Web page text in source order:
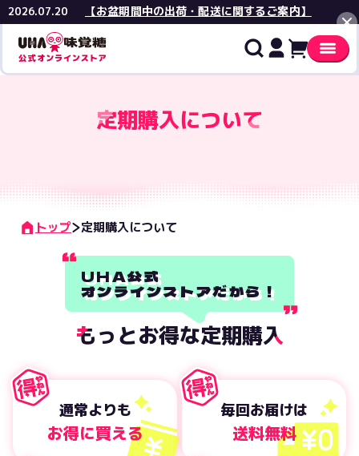
2026.07.20 【お盆期間中の出荷・配送に関するご案内】
閉じる
定期購入について
トップ 定期購入について
UHA公式
オンラインストアだから！
もっとお得な定期購入
通常よりも
お得に買える
毎回お届けは
送料無料